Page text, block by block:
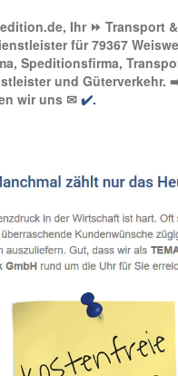
Ihr ⏩ Transport &
für 79367
Speditionsfirma,
und Güterverkehr.
wir uns ✉ ✔️.